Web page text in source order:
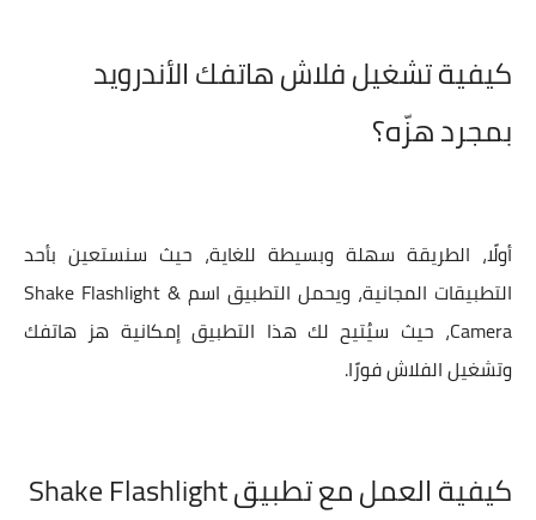
كيفية تشغيل فلاش هاتفك الأندرويد
بمجرد هزّه؟
أولًا، الطريقة سهلة وبسيطة للغاية، حيث سنستعين بأحد
التطبيقات المجانية، ويحمل التطبيق اسم Shake Flashlight &
Camera، حيث سيُتيح لك هذا التطبيق إمكانية هز هاتفك
وتشغيل الفلاش فورًا.
كيفية العمل مع تطبيق Shake Flashlight